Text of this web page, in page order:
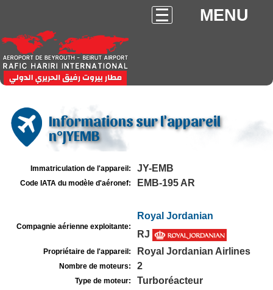
MENU
Informations sur l'appareil
n°JYEMB
Immatriculation de l'appareil: JY-EMB
Code IATA du modèle d'aéronef: EMB-195 AR
Compagnie aérienne exploitante:
Royal Jordanian
RJ
Propriétaire de l'appareil: Royal Jordanian Airlines
Nombre de moteurs: 2
Type de moteur: Turboréacteur